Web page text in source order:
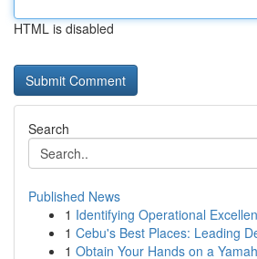
HTML is disabled
Search
Published News
1 Identifying Operational
1 Cebu's Best Places: Leading
1 Obtain Your Hands on a